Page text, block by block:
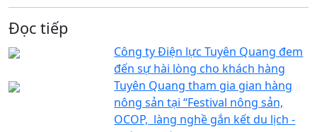
Đọc tiếp
Công ty Điện lực Tuyên Quang đem
đến sự hài lòng cho khách hàng
Tuyên Quang tham gia gian hàng
nông sản tại “Festival nông sản,
OCOP, làng nghề gắn kết du lịch -